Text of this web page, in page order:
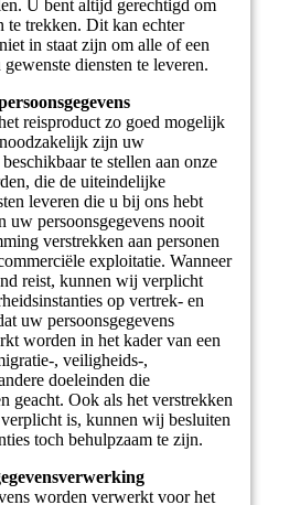
U bent altijd gerechtigd om
te trekken. Dit kan echter
in staat zijn om alle of een
diensten te leveren.
reisproduct zo goed mogelijk
zijn uw
te stellen aan onze
die de uiteindelijke
leveren die u bij ons hebt
uw persoonsgegevens nooit
verstrekken aan personen
exploitatie. Wanneer
reist, kunnen wij verplicht
op vertrek- en
uw persoonsgegevens
worden in het kader van een
, veiligheids-,
doeleinden die
geacht. Ook als het verstrekken
is, kunnen wij besluiten
toch behulpzaam te zijn.
worden verwerkt voor het